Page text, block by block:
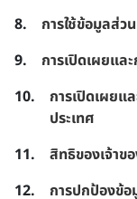
การใช้ข้อมูลส่ว
การเปิดเผยแล
การเปิดเผยแ
ประเทศ
สิทธิของเจ้าข
การปกป้องข้